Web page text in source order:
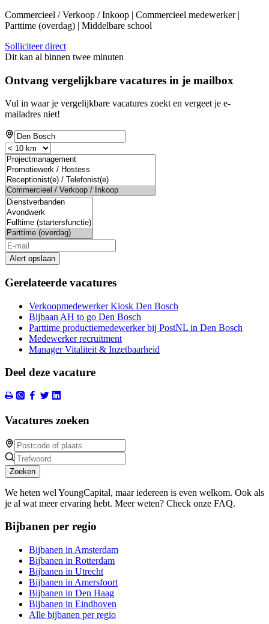
Commercieel / Verkoop / Inkoop | Commercieel medewerker |
Parttime (overdag) | Middelbare school
Solliciteer direct
Dit kan al binnen twee minuten
Ontvang vergelijkbare vacatures in je mailbox
Vul in waar je vergelijkbare vacatures zoekt en vergeet je e-
mailadres niet!
Alert opslaan
Gerelateerde vacatures
Verkoopmedewerker Kiosk Den Bosch
Bijbaan AH to go Den Bosch
Parttime productiemedewerker bij PostNL in Den Bosch
Medewerker recruitment
Manager Vitaliteit & Inzetbaarheid
Deel deze vacature
Vacatures zoeken
Zoeken
We heten wel YoungCapital, maar iedereen is even welkom. Ook als
je al wat meer ervaring hebt. Meer weten? Check onze FAQ.
Bijbanen per regio
Bijbanen in Amsterdam
Bijbanen in Rotterdam
Bijbanen in Utrecht
Bijbanen in Amersfoort
Bijbanen in Den Haag
Bijbanen in Eindhoven
Alle bijbanen per regio